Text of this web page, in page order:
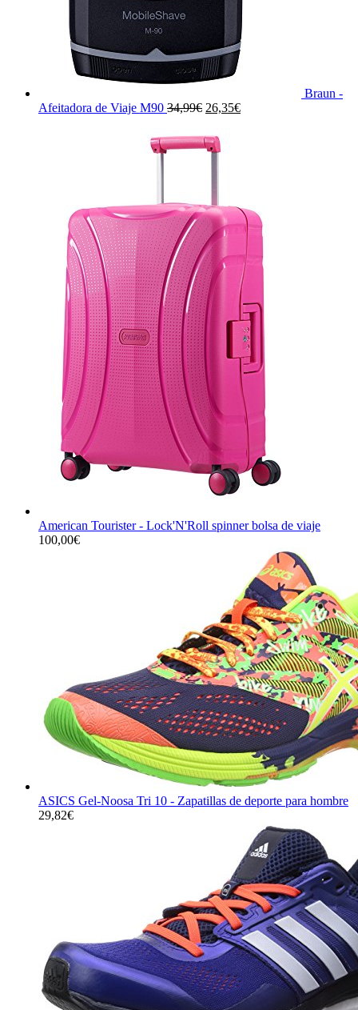
Braun -
Afeitadora de Viaje M90 34,99€ El
original
era:
26,35€El
American Tourister - Lock'N'Roll spinner bolsa de viaje
100,00€
ASICS Gel-Noosa Tri 10 - Zapatillas de deporte para hombre
29,82€